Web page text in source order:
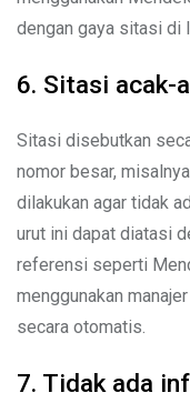
dengan gaya sitasi di
6. Sitasi acak-
Sitasi disebutkan
nomor besar,
dilakukan agar tidak
urut ini dapat diatasi
referensi seperti
menggunakan
secara otomatis.
7. Tidak ada